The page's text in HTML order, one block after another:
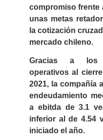
compromiso frente
unas metas
la cotización
mercado chileno.
Gracias a los
operativos al
2021, la compañía
endeudamiento
a ebitda de 3.1
inferior al de 4.54
iniciado el año.